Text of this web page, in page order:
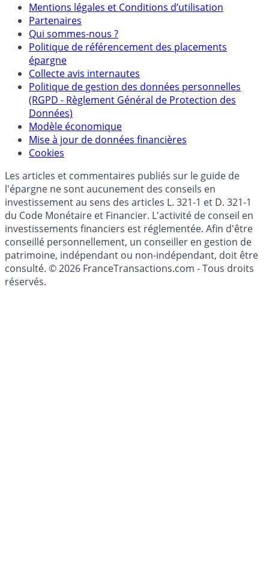
Mentions légales et Conditions d’utilisation
Partenaires
Qui sommes-nous ?
Politique de référencement des placements
épargne
Collecte avis internautes
Politique de gestion des données personnelles
(RGPD - Règlement Général de Protection des
Données)
Modèle économique
Mise à jour de données financières
Cookies
Les articles et commentaires publiés sur le guide de
l'épargne ne sont aucunement des conseils en
investissement au sens des articles L. 321-1 et D. 321-1
du Code Monétaire et Financier. L'activité de conseil en
investissements financiers est réglementée. Afin d'être
conseillé personnellement, un conseiller en gestion de
patrimoine, indépendant ou non-indépendant, doit être
consulté. © 2026 FranceTransactions.com - Tous droits
réservés.